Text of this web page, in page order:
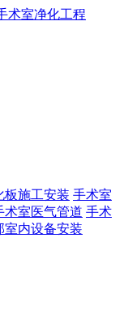
板施工安装 手术室
术室医气管道 手术
室内设备安装